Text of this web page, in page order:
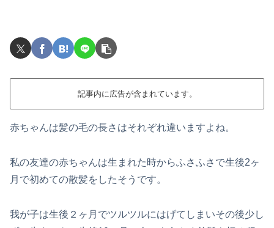
記事内に広告が含まれています。
赤ちゃんは髪の毛の長さはそれぞれ違いますよね。
私の友達の赤ちゃんは生まれた時からふさふさで生後2ヶ
月で初めての散髪をしたそうです。
我が子は生後２ヶ月でツルツルにはげてしまいその後少し